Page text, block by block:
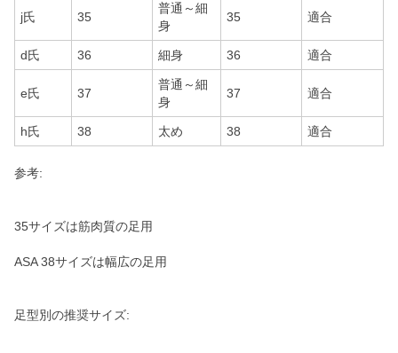
j氏 35
普通～細
身
35 適合
d氏 36 細身 36 適合
e氏 37
普通～細
身
37 適合
h氏 38 太め 38 適合
参考:
35サイズは筋肉質の足用
ASA 38サイズは幅広の足用
足型別の推奨サイズ: